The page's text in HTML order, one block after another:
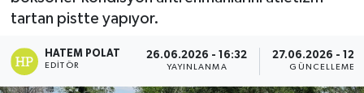
tartan pistte yapıyor.
HATEM POLAT
EDITÖR
26.06.2026 - 16:32
YAYINLANMA
27.06.2026 -
GÜNCELLEME